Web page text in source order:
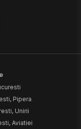
Pipera
Unirii
Aviatiei